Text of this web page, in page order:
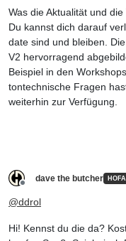
Was die Aktualität und
Du kannst dich darauf
date sind und bleiben.
V2 hervorragend
Beispiel in den
tontechnische Fragen
weiterhin zur Verfügung.
dave the butcher
@ddrol
Hi! Kennst du die da?